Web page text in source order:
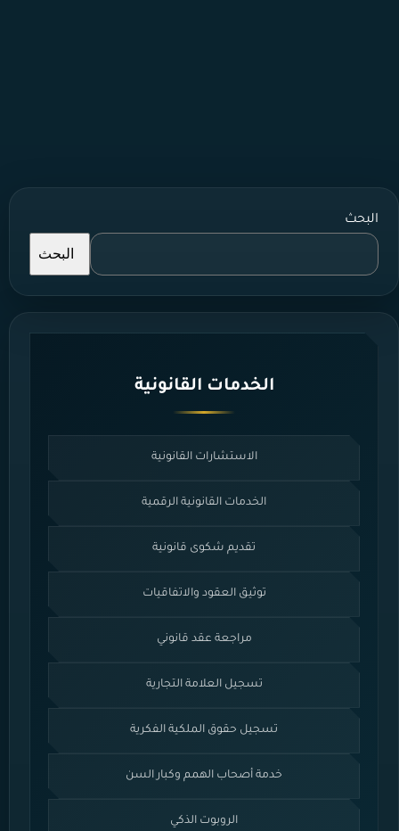
البحث
البحث
الخدمات القانونية
الاستشارات القانونية
الخدمات القانونية الرقمية
تقديم شكوى قانونية
توثيق العقود والاتفاقيات
مراجعة عقد قانوني
تسجيل العلامة التجارية
تسجيل حقوق الملكية الفكرية
خدمة أصحاب الهمم وكبار السن
الروبوت الذكي